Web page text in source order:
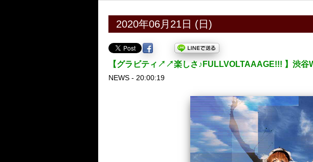
2020年06月21日 (日)
【グラビティ↗︎↗︎楽しさ♪FULLVOLTAAAGE!!! 】渋谷
NEWS - 20:00:19